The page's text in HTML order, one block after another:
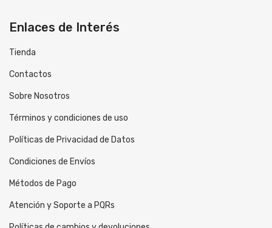
Enlaces de Interés
Tienda
Contactos
Sobre Nosotros
Términos y condiciones de uso
Políticas de Privacidad de Datos
Condiciones de Envíos
Métodos de Pago
Atención y Soporte a PQRs